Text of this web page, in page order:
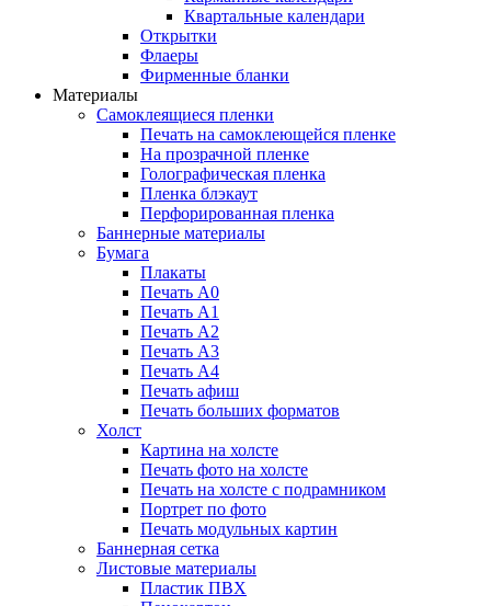
Квартальные календари
Открытки
Флаеры
Фирменные бланки
Материалы
Самоклеящиеся пленки
Печать на самоклеющейся пленке
На прозрачной пленке
Голографическая пленка
Пленка блэкаут
Перфорированная пленка
Баннерные материалы
Бумага
Плакаты
Печать А0
Печать А1
Печать А2
Печать А3
Печать А4
Печать афиш
Печать больших форматов
Холст
Картина на холсте
Печать фото на холсте
Печать на холсте с подрамником
Портрет по фото
Печать модульных картин
Баннерная сетка
Листовые материалы
Пластик ПВХ